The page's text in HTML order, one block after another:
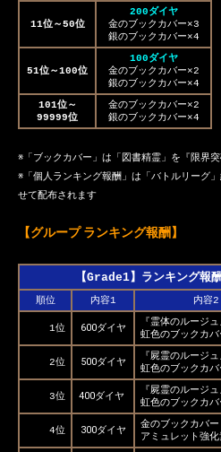
11位～50位
200ダイヤ
金のブックカバー×3
銀のブックカバー×4
51位～100位
100ダイヤ
金のブックカバー×2
銀のブックカバー×4
101位～
99999位
金のブックカバー×2
銀のブックカバー×4
※「ブックカバー」は「図書精霊」を『限界
※「個人ランキング報酬」は「バトルリーグ
せて配布されます
【グループ ランキング報酬】
【Grade1】ランキング報酬
順位 内容1 内容2
1位 600ダイヤ
『霊体のルージ
虹色のブックカ
2位 500ダイヤ
『屍霊のルージ
虹色のブックカ
3位 400ダイヤ
『屍霊のルージ
虹色のブックカ
4位 300ダイヤ
金のブックカバ
アミュレット強